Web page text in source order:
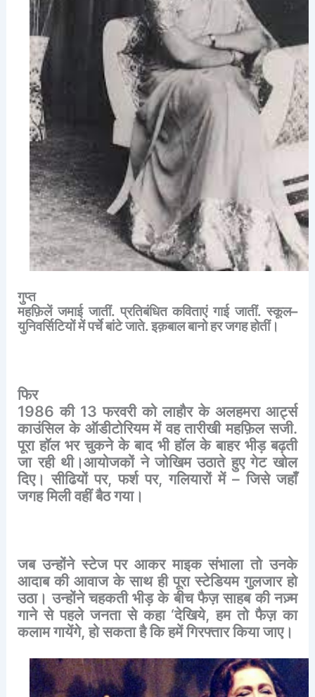
गुप्त
महफ़िलें जमाई जातीं.प्रतिबंधित कविताएं गाई जातीं.स्कूल–
युनिवर्सिटियोंमेंपर्चेबांटेजाते.इक़बालबानोहरजगहहोतीं।
फिर
1986की13फरवरी को लाहौर के अलहमरा आर्ट्स
काउंसिल के ऑडीटोरियम में वह तारीखी महफ़िल सजी.
पूरा हॉल भर चुकने के बाद भी हॉल के बाहर भीड़ बढ़ती
जा रही थी।आयोजकों ने जोखिम उठाते हुए गेट खोल
दिए। सीढियों पर,फर्श पर,गलियारों में–जिसे जहाँ
जगहमिलीवहींबैठगया।
जब उन्होंने स्टेज पर आकर माइक संभाला तो उनके
आदाब की आवाज के साथ ही पूरा स्टेडियम गुलजार हो
उठा। उन्होंने चहकती भीड़ के बीच फैज़ साहब की नज़्म
गाने से पहले जनता से कहा‘देखिये,हम तो फैज़ का
कलामगायेंगे,होसकताहैकिहमेंगिरफ्तारकियाजाए।